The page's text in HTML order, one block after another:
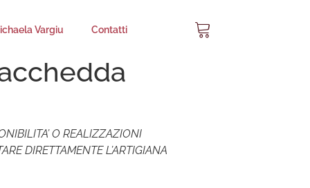
Vargiu Contatti
O REALIZZAZIONI
DIRETTAMENTE L’ARTIGIANA